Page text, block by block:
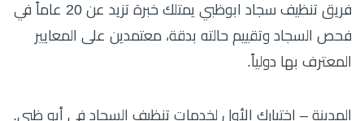
فريق تنظيف سجاد ابوظبي يمتلك خبرة تزيد عن 20 عاماً في
فحص السجاد وتقييم حالته بدقة، معتمدين على المعايير
المعترف بها دولياً.
المدينة – اختيارك الأول لخدمات تنظيف السجاد في أبو ظبي.